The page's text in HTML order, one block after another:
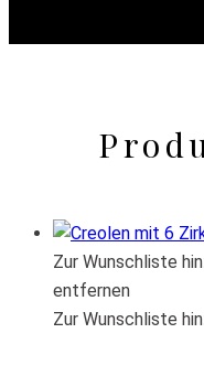
Zur Wunschliste
entfernen
Zur Wunschliste